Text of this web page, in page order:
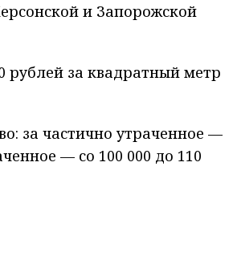
и Запорожской
рублей за квадратный метр
за частично утраченное —
— со 100 000 до 110